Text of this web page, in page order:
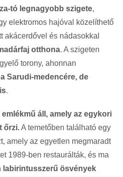
tó legnagyobb szigete,
elektromos hajóval közelíthető
akácerdővel és nádasokkal
otthona. A szigeten
torony, ahonnan
Sarudi-medencére, de
.
áll, amely az egykori
őrzi.A temetőben található egy
amely az egyetlen megmaradt
1989-ben restaurálták, és ma
labirintusszerű ösvények